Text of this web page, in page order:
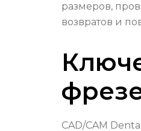
размеров,
возвратов и
CAD/CAM